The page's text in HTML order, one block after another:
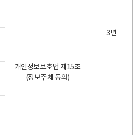
개인정보보호법 제15조
(정보주체 동의)
3년